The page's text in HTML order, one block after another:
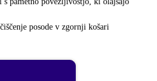
posode v zgornji košari